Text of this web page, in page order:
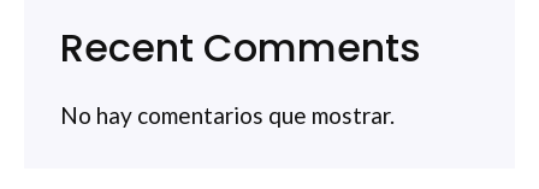
Recent Comments
No hay comentarios que mostrar.